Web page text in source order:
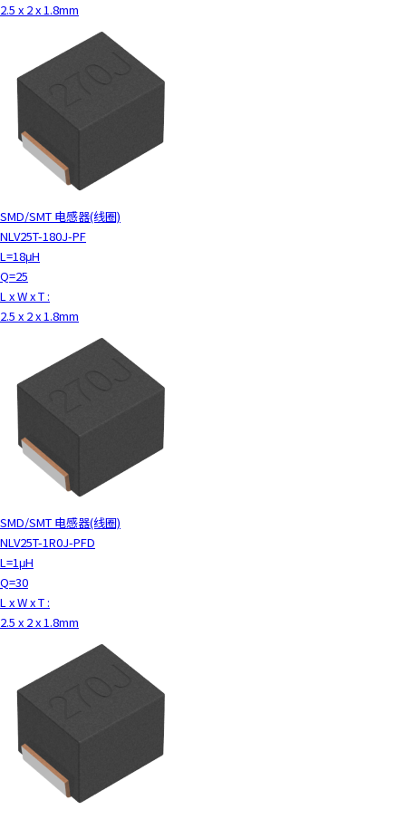
2.5 x 2 x 1.8mm
SMD/SMT 电感器(线圈)
NLV25T-180J-PF
L=18μH
Q=25
L x W x T :
2.5 x 2 x 1.8mm
SMD/SMT 电感器(线圈)
NLV25T-1R0J-PFD
L=1μH
Q=30
L x W x T :
2.5 x 2 x 1.8mm